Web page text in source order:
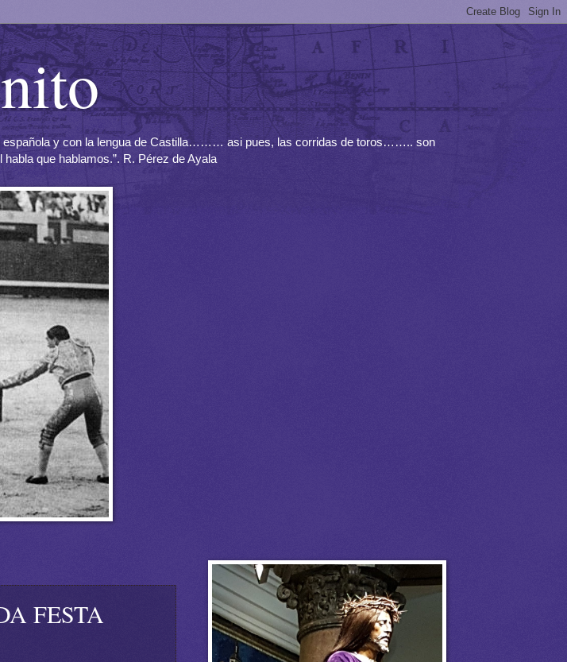
española y con la lengua de Castilla……… asi pues, las corridas de toros…….. son
que hablamos.”. R. Pérez de Ayala
FESTA